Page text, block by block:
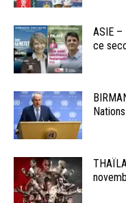
ASIE –
ce